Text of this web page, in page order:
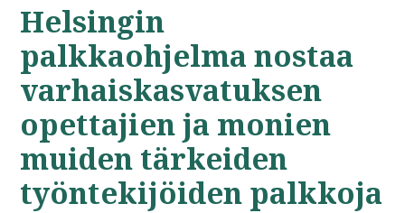
Helsingin
palkkaohjelma nostaa
varhaiskasvatuksen
opettajien ja monien
muiden tärkeiden
työntekijöiden palkkoja